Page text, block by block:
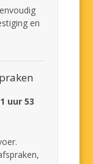
en
uur 53